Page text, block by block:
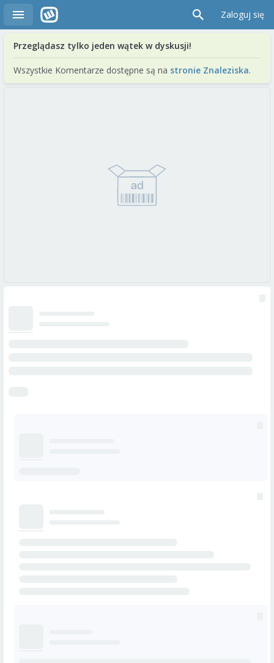
Zaloguj się
Przeglądasz tylko jeden wątek w dyskusji!
Wszystkie Komentarze dostępne są na stronie Znaleziska.